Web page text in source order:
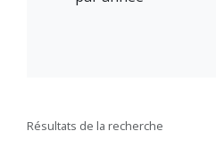
Résultats de la recherche